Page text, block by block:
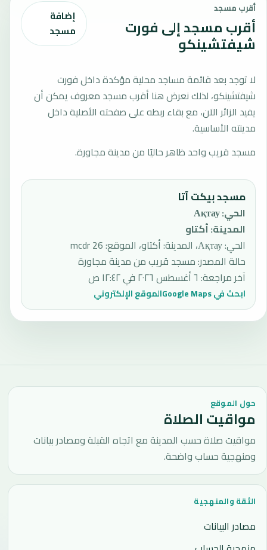
أقرب مسجد
أقرب مسجد إلى فورت
شيفتشينكو
إضافة
مسجد
لا توجد بعد قائمة مساجد محلية مؤكدة داخل فورت
شيفتشينكو، لذلك نعرض هنا أقرب مسجد معروف يمكن أن
يفيد الزائر الآن، مع بقاء ربطه على صفحته الأصلية داخل
مدينته الأساسية.
مسجد قريب واحد ظاهر حاليًا من مدينة مجاورة.
مسجد بيكت آتا
الحي:
Ақтау
المدينة:أكتاو
الحي: Ақтау، المدينة: أكتاو، الموقع: 26 mcdr
حالة المصدر:مسجد قريب من مدينة مجاورة
آخر مراجعة: ٦ أغسطس ٢٠٢٦ في ١٢:٤٢ ص
ابحث في Google Maps الموقع الإلكتروني
حول الموقع
مواقيت الصلاة
مواقيت صلاة حسب المدينة مع اتجاه القبلة ومصادر بيانات
ومنهجية حساب واضحة.
الثقة والمنهجية
مصادر البيانات